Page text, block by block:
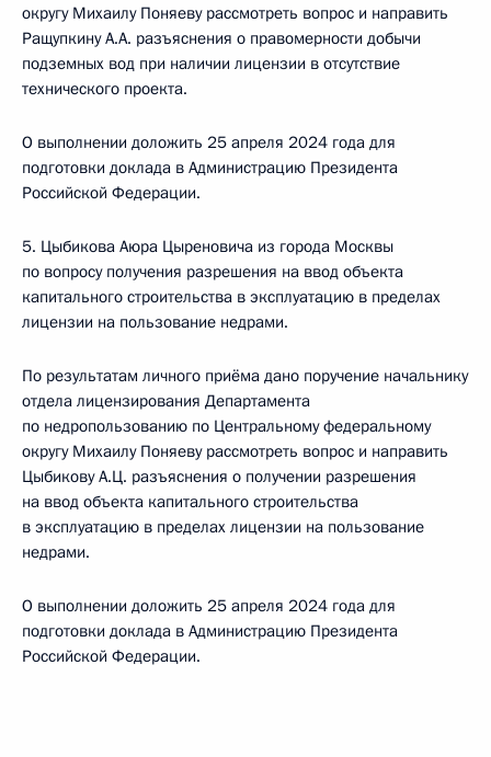
округу Михаилу Поняеву рассмотреть вопрос и направить
Ращупкину А.А. разъяснения о правомерности добычи
подземных вод при наличии лицензии в отсутствие
технического проекта.
О выполнении доложить 25 апреля 2024 года для
подготовки доклада в Администрацию Президента
Российской Федерации.
5. Цыбикова Аюра Цыреновича из города Москвы
по вопросу получения разрешения на ввод объекта
капитального строительства в эксплуатацию в пределах
лицензии на пользование недрами.
По результатам личного приёма дано поручение начальнику
отдела лицензирования Департамента
по недропользованию по Центральному федеральному
округу Михаилу Поняеву рассмотреть вопрос и направить
Цыбикову А.Ц. разъяснения о получении разрешения
на ввод объекта капитального строительства
в эксплуатацию в пределах лицензии на пользование
недрами.
О выполнении доложить 25 апреля 2024 года для
подготовки доклада в Администрацию Президента
Российской Федерации.